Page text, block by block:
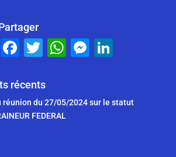
F
c
e
b
T
tt
er
W
s
A
M
e
e
récents
réunion du 27/05/2024 sur le statut
FEDERAL